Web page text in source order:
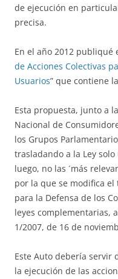
de ejecución en
precisa.
En el año 2012 publiqué
de Acciones Colectivas
Usuarios” que contiene
Esta propuesta, junto a
Nacional de
los Grupos
trasladando a la Ley
luego, no las ´más
por la que se modifica
para la Defensa de los
leyes complementarias,
1/2007, de 16 de
Este Auto debería servir
la ejecución de las